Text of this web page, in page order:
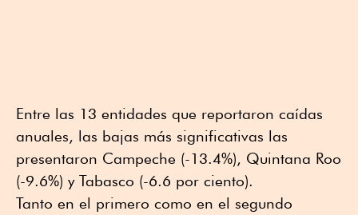
Entre las 13 entidades que reportaron caídas
anuales, las bajas más significativas las
presentaron Campeche (-13.4%), Quintana Roo
(-9.6%) y Tabasco (-6.6 por ciento).
Tanto en el primero como en el segundo